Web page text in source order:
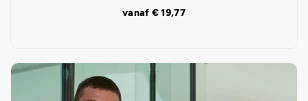
vanaf €19,77